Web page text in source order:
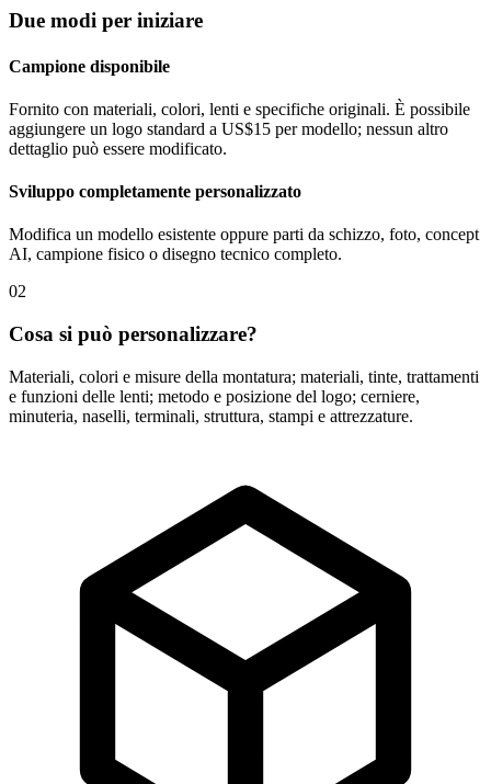
Due modi per iniziare
Campione disponibile
Fornito con materiali, colori, lenti e specifiche originali. È possibile
aggiungere un logo standard a US$15 per modello; nessun altro
dettaglio può essere modificato.
Sviluppo completamente personalizzato
Modifica un modello esistente oppure parti da schizzo, foto, concept
AI, campione fisico o disegno tecnico completo.
02
Cosa si può personalizzare?
Materiali, colori e misure della montatura; materiali, tinte, trattamenti
e funzioni delle lenti; metodo e posizione del logo; cerniere,
minuteria, naselli, terminali, struttura, stampi e attrezzature.